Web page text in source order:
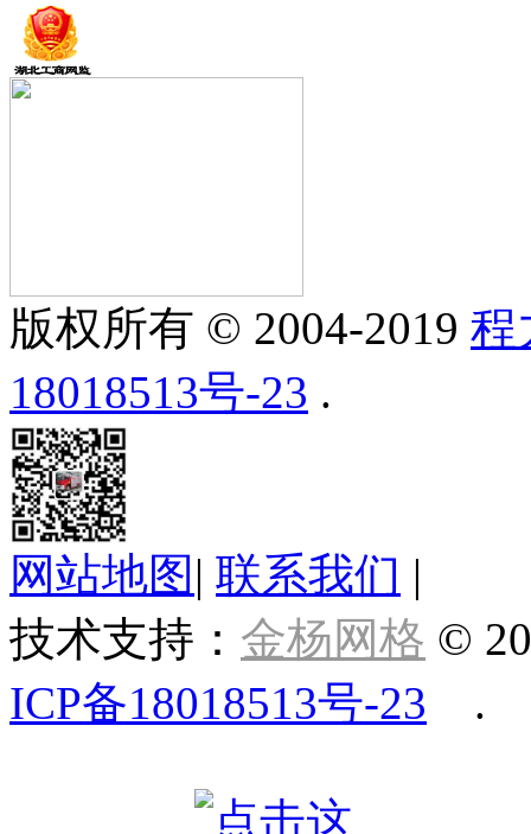
版权所有 © 2004-2019 程
18018513号-23 .
网站地图 | 联系我们 |
技术支持： 金杨网格 ©
ICP备18018513号-23 .